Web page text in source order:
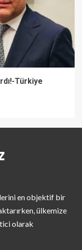
Türkiye
en objektif bir
ülkemize
olarak